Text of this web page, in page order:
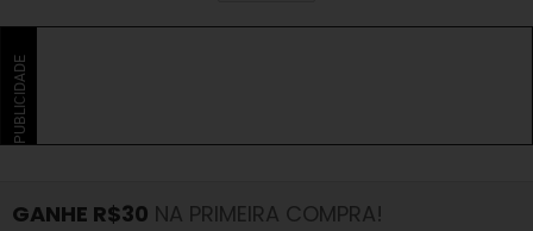
PUBLICIDADE
GANHE R$30 NA PRIMEIRA COMPRA!